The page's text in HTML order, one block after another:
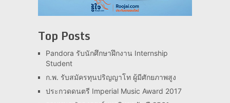
Top Posts
Pandora รับนักศึกษาฝึกงาน Internship
Student
ก.พ. รับสมัครทุนปริญญาโท ผู้มีศักยภาพสูง
ประกวดดนตรี Imperial Music Award 2017